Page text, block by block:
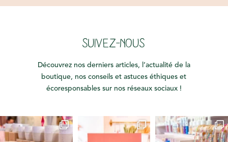
SUIVEZ-NOUS
Découvrez nos derniers articles, l’actualité de la
boutique, nos conseils et astuces éthiques et
écoresponsables sur nos réseaux sociaux !